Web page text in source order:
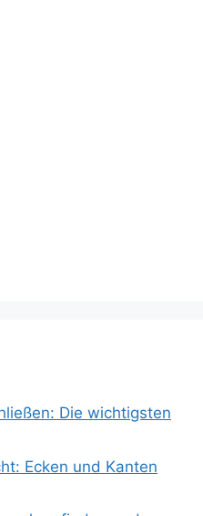
Die wichtigsten
Ecken und Kanten